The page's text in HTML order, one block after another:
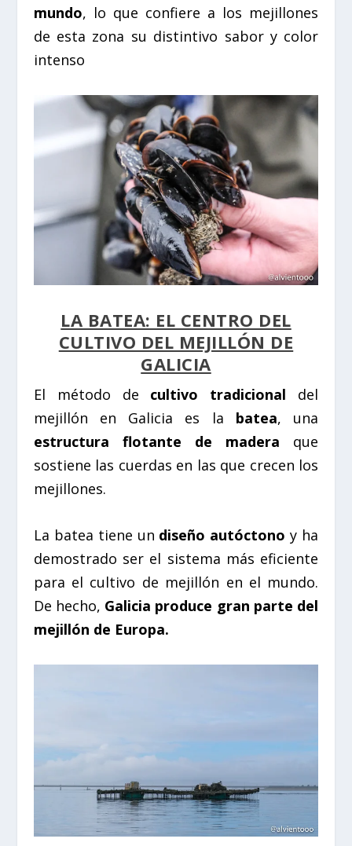
mundo, lo que confiere a los mejillones
de esta zona su distintivo sabor y color
intenso
LA BATEA: EL CENTRO DEL
CULTIVO DEL MEJILLÓN DE
GALICIA
El método de cultivo tradicional del
mejillón en Galicia es la batea, una
estructura flotante de madera que
sostiene las cuerdas en las que crecen los
mejillones.
La batea tiene un diseño autóctono y ha
demostrado ser el sistema más eficiente
para el cultivo de mejillón en el mundo.
De hecho, Galicia produce gran parte del
mejillón de Europa.